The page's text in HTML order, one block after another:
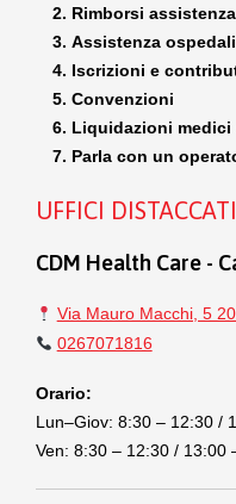
Rimborsi
Assistenza
Iscrizioni e
Convenzioni
Liquidazioni
Parla con un
UFFICI
CDM Health Care -
Via Mauro Macchi, 5
0267071816
Orario:
Lun–Giov: 8:30 – 12:30 /
Ven: 8:30 – 12:30 / 13:00